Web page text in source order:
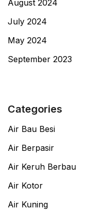
August 2024
July 2024
May 2024
September 2023
Categories
Air Bau Besi
Air Berpasir
Air Keruh Berbau
Air Kotor
Air Kuning